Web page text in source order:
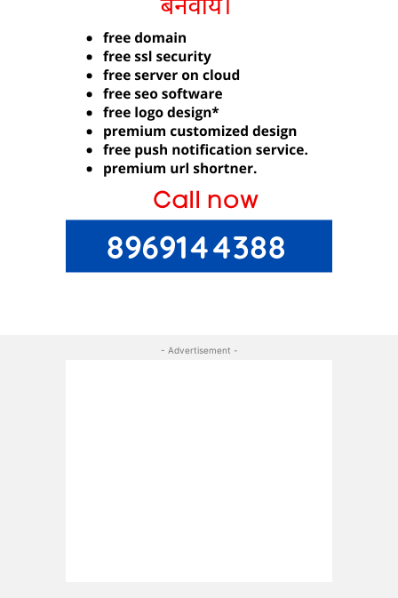
- Advertisement -